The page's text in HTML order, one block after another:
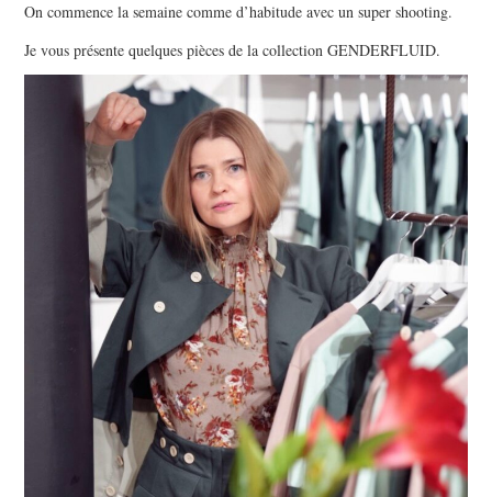
LUXE ET LA BEAUTÉ EN Y
AJOUTANT MON PETIT
GRAIN DE FOLIE ET MES
PETITS TUYAUX…
On commence la semaine comme d’habitude avec un super shooting.
Je vous présente quelques pièces de la collection GENDERFLUID.